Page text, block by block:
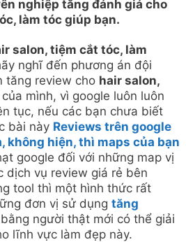
nghiệp tăng đánh giá cho
làm tóc giúp bạn.
salon, tiệm cắt tóc, làm
nghĩ đến phương án đội
tăng review cho hair salon,
của mình, vì google luôn luôn
tục, nếu các bạn chưa biết
bài này Reviews trên google
không hiện, thì maps của bạn
google đối với những map vị
dịch vụ review giá rẻ bên
tool thì một hình thức rất
đơn vị sử dụng tăng
bằng người thật mới có thể giải
lĩnh vực làm đẹp này.